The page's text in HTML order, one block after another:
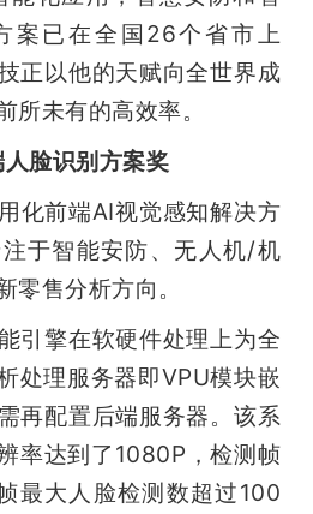
案已在全国26个省市上
正以他的天赋向全世界成
所未有的高效率。
人脸识别方案奖
化前端AI视觉感知解决方
于智能安防、无人机/机
零售分析方向。
引擎在软硬件处理上为全
处理服务器即VPU模块嵌
再配置后端服务器。该系
率达到了1080P，检测帧
最大人脸检测数超过100